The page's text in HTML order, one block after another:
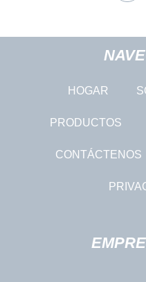
HOGAR
PRODUCTOS
CONTÁCTENOS